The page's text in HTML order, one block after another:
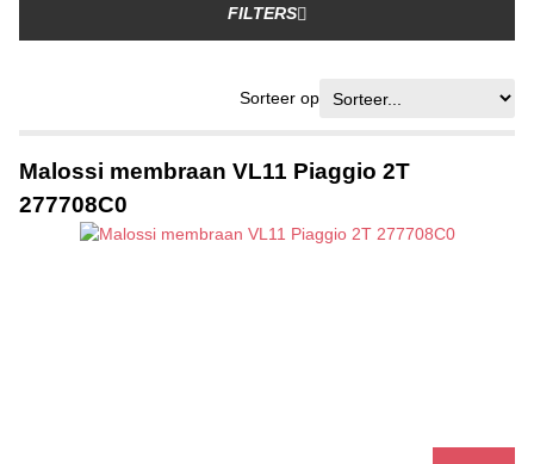
FILTERS
Sorteer op
Malossi membraan VL11 Piaggio 2T
277708C0